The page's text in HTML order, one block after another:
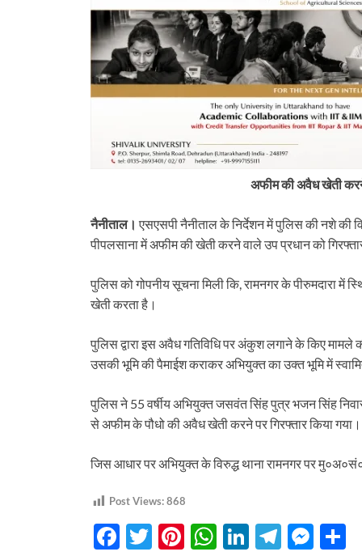
अफीम की अवैध खेती
नैनीताल। एसएसपी नैनीताल के निर्देशन में पुलिस की नशे की
पीपलसाना में अफीम की खेती करने वाले उप प्रधान को
पुलिस को गोपनीय सूचना मिली कि, रामनगर के पीरुमदारा
खेती करता है।
पुलिस द्वारा इस अवैध गतिविधि पर अंकुश लगाने के किए
उसकी भूमि की पैमाईश कराकर अभियुक्त का उक्त भूमि में
पुलिस ने 55 वर्षीय अभियुक्त जसवंत सिंह पुत्र भजन सिंह
से अफीम के पौधो की अवैध खेती करने पर गिरफ्तार किया गया।
जिस आधार पर अभियुक्त के विरुद्ध थाना रामनगर पर
Post Views:868
F
T
Pi W Li
T
M
खारिज